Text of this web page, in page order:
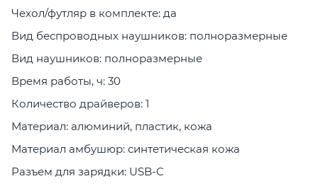
Чехол/футляр в комплекте: да
Вид беспроводных наушников: полноразмерные
Вид наушников: полноразмерные
Время работы, ч: 30
Количество драйверов: 1
Материал: алюминий, пластик, кожа
Материал амбушюр: синтетическая кожа
Разъем для зарядки: USB-C